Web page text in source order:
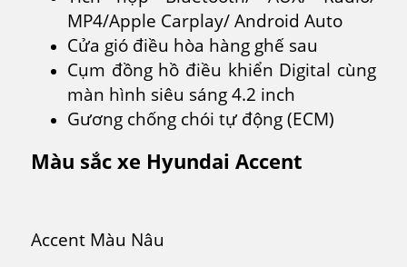
MP4/Apple Carplay/ Android Auto
Cửa gió điều hòa hàng ghế sau
Cụm đồng hồ điều khiển Digital cùng
màn hình siêu sáng 4.2 inch
Gương chống chói tự động (ECM)
Màu sắc xe Hyundai Accent
Accent Màu Nâu